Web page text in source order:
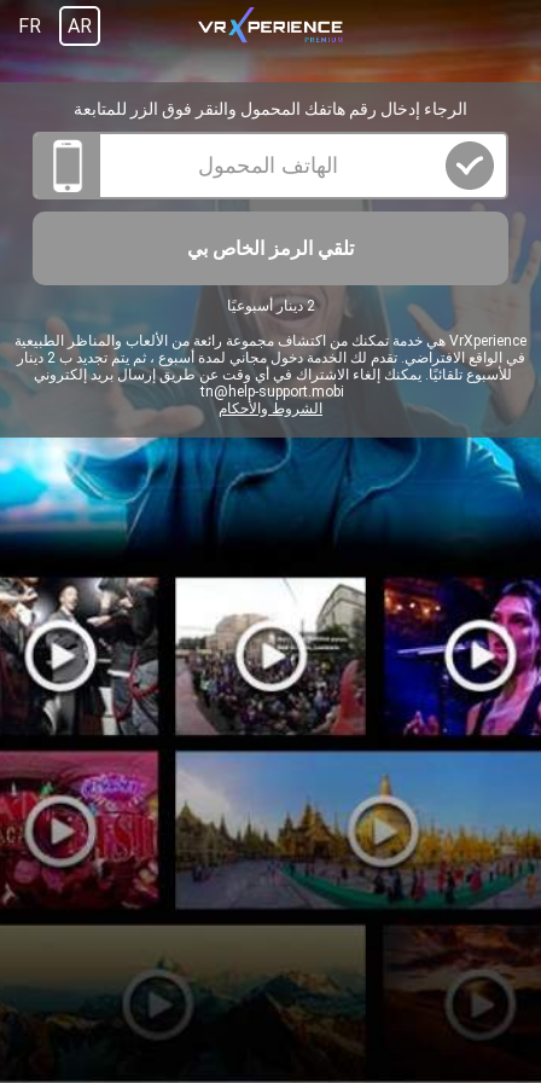
AR
FR
الرجاء إدخال رقم هاتفك المحمول والنقر فوق الزر للمتابعة
تلقي الرمز الخاص بي
2 دينار أسبوعيًا
VrXperience هي خدمة تمكنك من اكتشاف مجموعة رائعة من الألعاب والمناظر الطبيعية
في الواقع الافتراضي. تقدم لك الخدمة دخول مجاني لمدة أسبوع ، ثم يتم تجديد ب 2 دينار
للأسبوع تلقائيًا. يمكنك إلغاء الاشتراك في أي وقت عن طريق إرسال بريد إلكتروني
tn@help-support.mobi
الشروط والأحكام